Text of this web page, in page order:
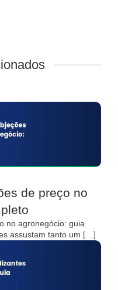
de preço no
no agronegócio: guia
assustam tanto um […]